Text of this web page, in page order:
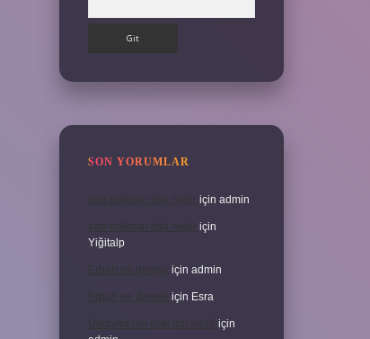
SON YORUMLAR
İran halkının dini nedir için admin
İran halkının dini nedir için
Yiğitalp
Erbah ne demek için admin
Erbah ne demek için Esra
Ukrayna’nın eski adı nedir için